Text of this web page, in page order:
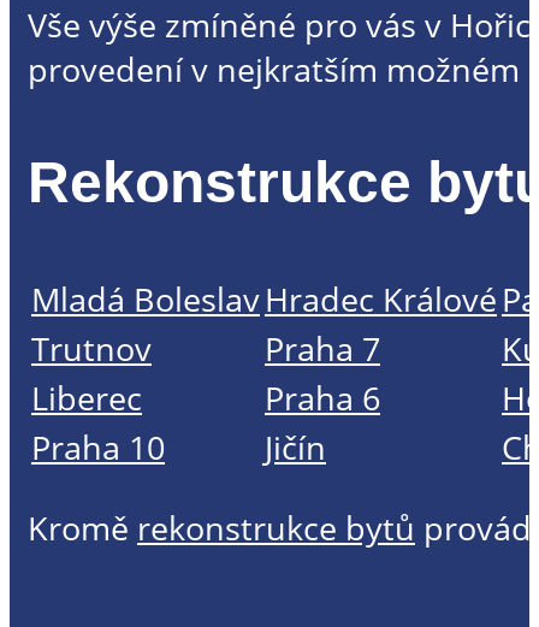
Vše výše zmíněné pro vás v
provedení v nejkratším možném
Rekonstrukce
Mladá BoleslavHradec Králové
Trutnov
Praha 7
Liberec
Praha 6
Praha 10
Jičín
Kromě rekonstrukce bytů